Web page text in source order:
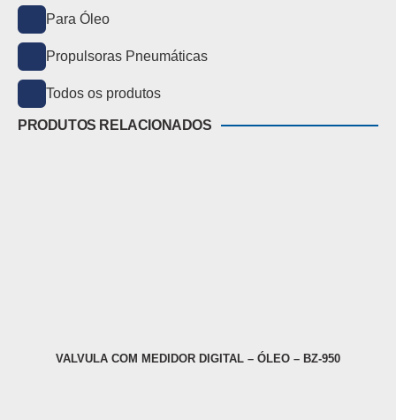
Para Óleo
Propulsoras Pneumáticas
Todos os produtos
PRODUTOS RELACIONADOS
VALVULA COM MEDIDOR DIGITAL – ÓLEO – BZ-950